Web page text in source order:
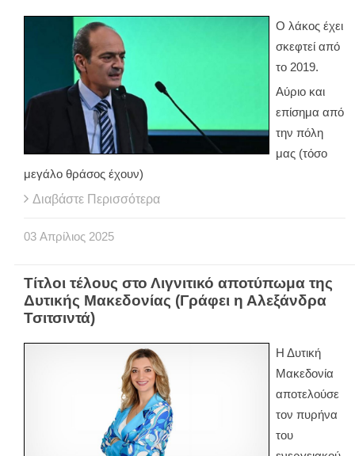
Ο λάκος έχει
σκεφτεί από
το 2019.
Αύριο και
επίσημα από
την πόλη
μας (τόσο
μεγάλο θράσος έχουν)
Διαβάστε Περισσότερα
03 Απρίλιος 2025
Τίτλοι τέλους στο Λιγνιτικό αποτύπωμα της
Δυτικής Μακεδονίας (Γράφει η Αλεξάνδρα
Τσιτσιντά)
Η Δυτική
Μακεδονία
αποτελούσε
τον πυρήνα
του